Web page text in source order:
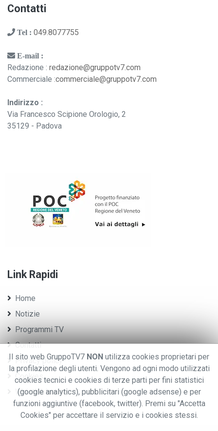
Contatti
Tel : 049.8077755
E-mail :
Redazione : redazione@gruppotv7.com
Commerciale :commerciale@gruppotv7.com
Indirizzo :
Via Francesco Scipione Orologio, 2
35129 - Padova
Link Rapidi
Home
Notizie
Programmi TV
Contatti
Privacy policy
Cookies
Whistleblowing
Il sito web GruppoTV7 NON utilizza cookies proprietari per
la profilazione degli utenti. Vengono ad ogni modo utilizzati
cookies tecnici e cookies di terze parti per fini statistici
(google analytics), pubblicitari (google adsense) e per
funzioni aggiuntive (facebook, twitter). Premi su "Accetta
Cookies" per accettare il servizio e i cookies stessi.